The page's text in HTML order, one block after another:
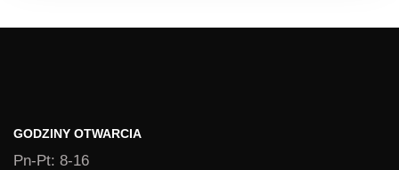
GODZINY OTWARCIA
Pn-Pt: 8-16